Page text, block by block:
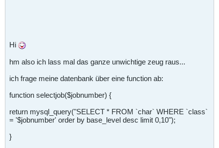
Hi
hm also ich lass mal das ganze unwichtige zeug raus...
ich frage meine datenbank über eine function ab:
function selectjob($jobnumber) {
return mysql_query("SELECT * FROM `char` WHERE `class`
= '$jobnumber' order by base_level desc limit 0,10");
}